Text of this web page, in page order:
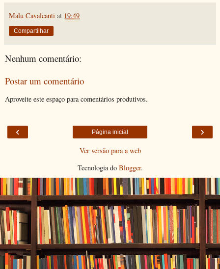
Malu Cavalcanti at 19:49
Compartilhar
Nenhum comentário:
Postar um comentário
Aproveite este espaço para comentários produtivos.
‹ ›
Página inicial
Ver versão para a web
Tecnologia do Blogger.